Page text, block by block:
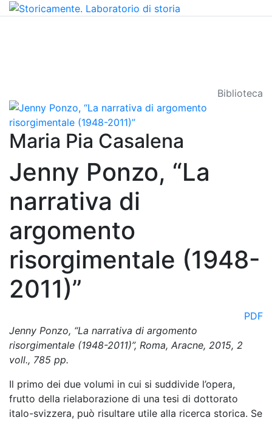
Biblioteca
Maria Pia Casalena
Jenny Ponzo, “La
narrativa di
argomento
risorgimentale (1948-
2011)”
PDF
Jenny Ponzo, “La narrativa di argomento
risorgimentale (1948-2011)”, Roma, Aracne, 2015, 2
voll., 785 pp.
Il primo dei due volumi in cui si suddivide l’opera,
frutto della rielaborazione di una tesi di dottorato
italo-svizzera, può risultare utile alla ricerca storica. Se